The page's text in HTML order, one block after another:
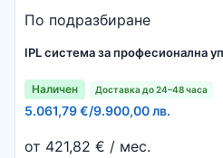
По подразбиране
IPL система за професионална
Наличен Доставка до 24–48 часа
5.061,79 €/9.900,00 лв.
от 421,82 € / мес.